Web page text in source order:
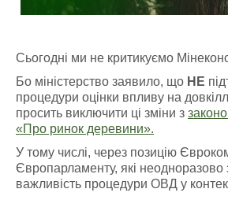
Сьогодні ми не критикуємо
Бо міністерство заявило, що НЕ
процедури оцінки впливу на
просить виключити ці зміни з
«Про ринок деревини».
У тому числі, через позицію
Європарламенту, які неодноразово
важливість процедури ОВД у